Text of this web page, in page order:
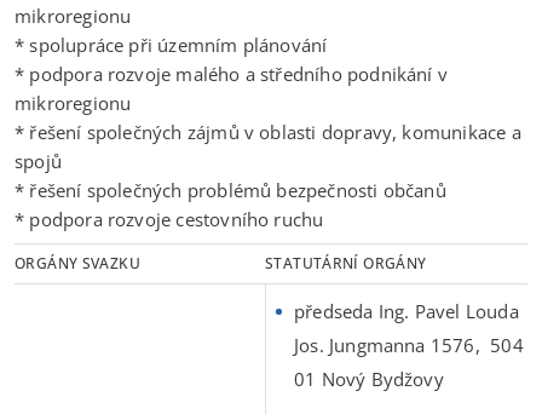
mikroregionu
* spolupráce při územním plánování
* podpora rozvoje malého a středního podnikání v
mikroregionu
* řešení společných zájmů v oblasti dopravy, komunikace a
spojů
* řešení společných problémů bezpečnosti občanů
* podpora rozvoje cestovního ruchu
ORGÁNY SVAZKU STATUTÁRNÍ ORGÁNY
předseda Ing. Pavel Louda
Jos. Jungmanna 1576, 504
01 Nový Bydžovy